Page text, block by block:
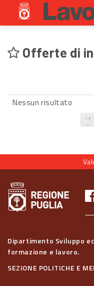
Offerte di
Nessun risultato
Dipartimento Sviluppo
formazione e lavoro.
SEZIONE POLITICHE E